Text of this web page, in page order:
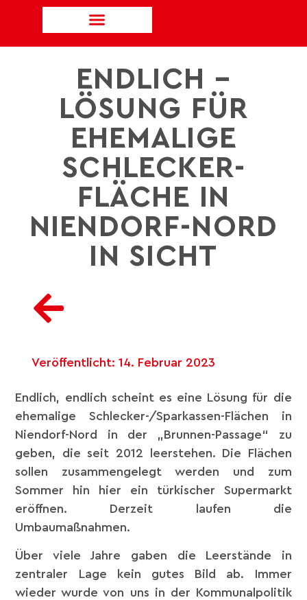
ENDLICH –
LÖSUNG FÜR
EHEMALIGE
SCHLECKER-
FLÄCHE IN
NIENDORF-NORD
IN SICHT
Veröffentlicht: 14. Februar 2023
Endlich, endlich scheint es eine Lösung für die
ehemalige Schlecker-/Sparkassen-Flächen in
Niendorf-Nord in der „Brunnen-Passage“ zu
geben, die seit 2012 leerstehen. Die Flächen
sollen zusammengelegt werden und zum
Sommer hin hier ein türkischer Supermarkt
eröffnen. Derzeit laufen die
Umbaumaßnahmen.
Über viele Jahre gaben die Leerstände in
zentraler Lage kein gutes Bild ab. Immer
wieder wurde von uns in der Kommunalpolitik